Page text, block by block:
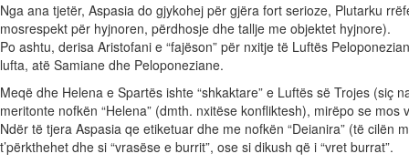
Nga ana tjetër, Aspasia do gjykohej për gjëra fort serioze, Plutarku
mosrespekt për hyjnoren, përdhosje dhe tallje me objektet hyjnore).
Po ashtu, derisa Aristofani e “fajëson” për nxitje të Luftës
lufta, atë Samiane dhe Peloponeziane.
Meqë dhe Helena e Spartës ishte “shkaktare” e Luftës së Trojes (siç
meritonte nofkën “Helena” (dmth. nxitëse konfliktesh), mirëpo se
Ndër të tjera Aspasia qe etiketuar dhe me nofkën “Deianira” (të cilën
t’përkthehet dhe si “vrasëse e burrit”, ose si dikush që i “vret burrat”.